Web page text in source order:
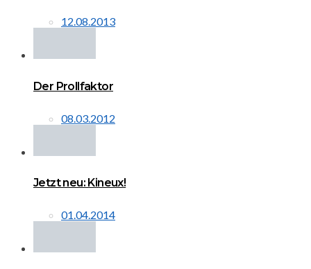
12.08.2013
Der Prollfaktor
08.03.2012
Jetzt neu: Kineux!
01.04.2014